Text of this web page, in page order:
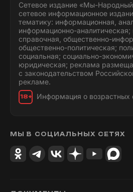
Сетевое издание «Мы-
сетевое информационное
тематику: информационная,
информационно-
справочная, общественно-
общественно-политическая;
социальная; социально-
юридическая; реклама
с законодательством
рекламе.
18+ Информация о возрастных
МЫ В СОЦИАЛЬНЫХ СЕТЯХ